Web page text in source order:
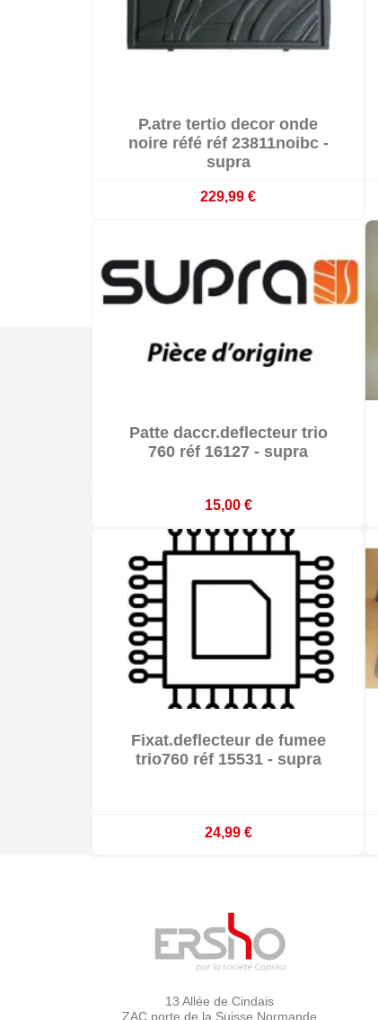
Sur commande : délai 3 à 4 semaines
P.atre tertio decor onde
noire réfé réf 23811noibc -
supra
229,99 €
 Sur commande : délai 3 à 4 semaines
Patte daccr.deflecteur trio
760 réf 16127 - supra
15,00 €
Sur commande : délai 3 à 4 semaines
Fixat.deflecteur de fumee
trio760 réf 15531 - supra
24,99 €
13 Allée de Cindais
ZAC porte de la Suisse Normande